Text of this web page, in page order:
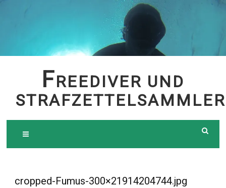
FREEDIVER UND
STRAFZETTELSAMMLER
cropped-Fumus-300×21914204744.jpg